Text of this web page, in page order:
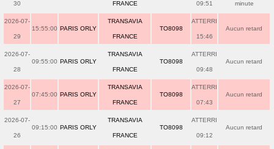
30 FRANCE 09:51 minute
2026-07-
29
15:55:00 PARIS ORLY
TRANSAVIA
FRANCE
TO8098
ATTERRI
15:46
Aucun retard
2026-07-
28
09:55:00 PARIS ORLY
TRANSAVIA
FRANCE
TO8098
ATTERRI
09:48
Aucun retard
2026-07-
27
07:45:00 PARIS ORLY
TRANSAVIA
FRANCE
TO8098
ATTERRI
07:43
Aucun retard
2026-07-
26
09:15:00 PARIS ORLY
TRANSAVIA
FRANCE
TO8098
ATTERRI
09:12
Aucun retard